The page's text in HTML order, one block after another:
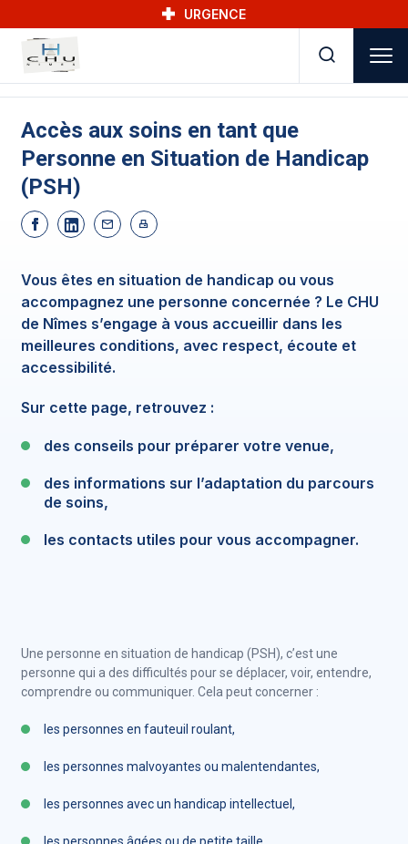
URGENCE
Accès aux soins en tant que
Personne en Situation de Handicap
(PSH)
Vous êtes en situation de handicap ou vous
accompagnez une personne concernée ? Le CHU
de Nîmes s’engage à vous accueillir dans les
meilleures conditions, avec respect, écoute et
accessibilité.
Sur cette page, retrouvez :
des conseils pour préparer votre venue,
des informations sur l’adaptation du parcours
de soins,
les contacts utiles pour vous accompagner.
Une personne en situation de handicap (PSH), c’est une
personne qui a des difficultés pour se déplacer, voir, entendre,
comprendre ou communiquer. Cela peut concerner :
les personnes en fauteuil roulant,
les personnes malvoyantes ou malentendantes,
les personnes avec un handicap intellectuel,